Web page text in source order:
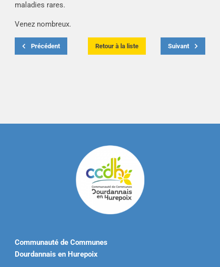
maladies rares.
Venez nombreux.
Précédent Retour à la liste Suivant
Communauté de Communes
Dourdannais en Hurepoix